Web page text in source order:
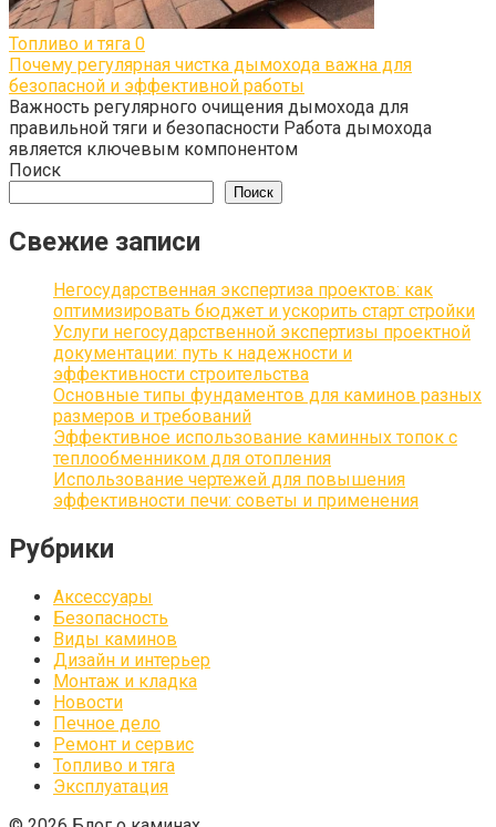
Топливо и тяга 0
Почему регулярная чистка дымохода важна для
безопасной и эффективной работы
Важность регулярного очищения дымохода для
правильной тяги и безопасности Работа дымохода
является ключевым компонентом
Поиск
Поиск
Свежие записи
Негосударственная экспертиза проектов: как
оптимизировать бюджет и ускорить старт стройки
Услуги негосударственной экспертизы проектной
документации: путь к надежности и
эффективности строительства
Основные типы фундаментов для каминов разных
размеров и требований
Эффективное использование каминных топок с
теплообменником для отопления
Использование чертежей для повышения
эффективности печи: советы и применения
Рубрики
Аксессуары
Безопасность
Виды каминов
Дизайн и интерьер
Монтаж и кладка
Новости
Печное дело
Ремонт и сервис
Топливо и тяга
Эксплуатация